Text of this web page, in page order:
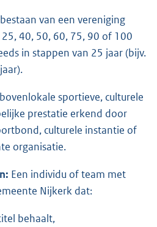
van een vereniging
40, 50, 60, 75, 90 of 100
in stappen van 25 jaar (bijv.
sportieve, culturele
prestatie erkend door
culturele instantie of
organisatie.
Een individu of team met
Nijkerk dat:
behaalt,